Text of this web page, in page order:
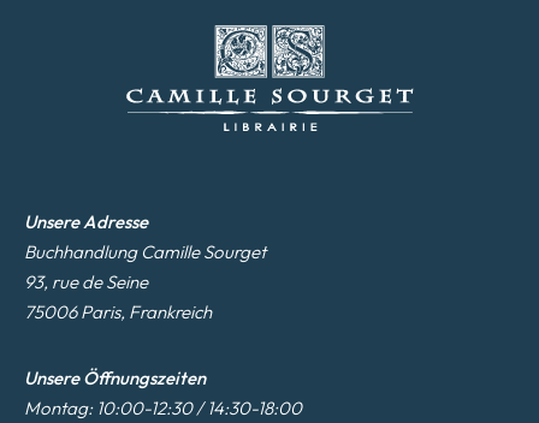
Unsere Adresse
Buchhandlung Camille Sourget
93, rue de Seine
75006 Paris, Frankreich
Unsere Öffnungszeiten
Montag: 10:00-12:30 / 14:30-18:00